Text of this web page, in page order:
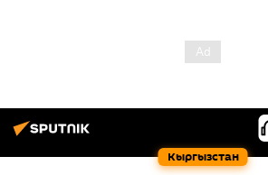
Кыргызстан